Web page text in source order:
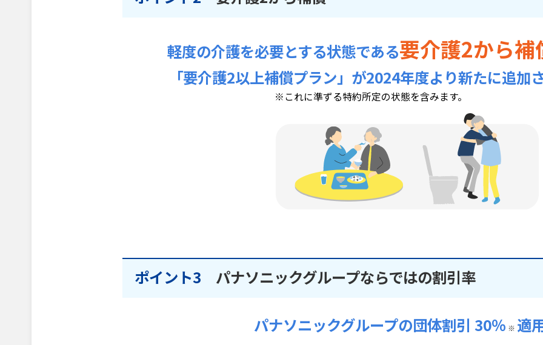
軽度の介護を必要とする状態である要介護2から
「要介護2以上補償プラン」が2024年度より新たに追加
※これに準ずる特約所定の状態を含みます。
ポイント3 パナソニックグループならではの割引率
パナソニックグループの団体割引 30％ ※ 適